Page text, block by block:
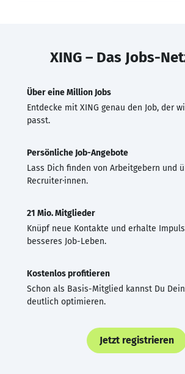
XING – Das Jobs-
Über eine Million Jobs
Entdecke mit XING genau den Job, der
passt.
Persönliche Job-Angebote
Lass Dich finden von Arbeitgebern und
Recruiter·innen.
21 Mio. Mitglieder
Knüpf neue Kontakte und erhalte
besseres Job-Leben.
Kostenlos profitieren
Schon als Basis-Mitglied kannst Du
deutlich optimieren.
Jetzt registrieren